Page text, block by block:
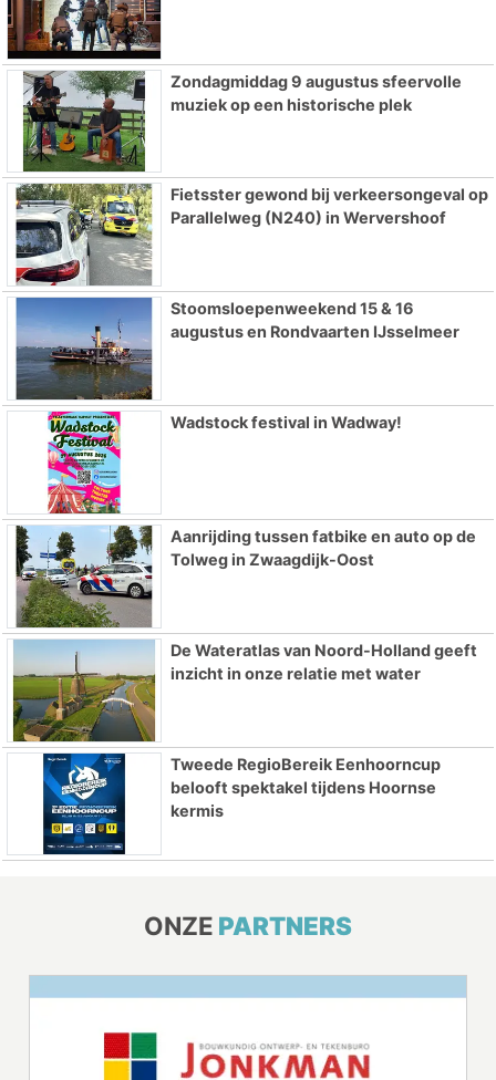
Zondagmiddag 9 augustus sfeervolle
muziek op een historische plek
Fietsster gewond bij verkeersongeval op
Parallelweg (N240) in Wervershoof
Stoomsloepenweekend 15 & 16
augustus en Rondvaarten IJsselmeer
Wadstock festival in Wadway!
Aanrijding tussen fatbike en auto op de
Tolweg in Zwaagdijk-Oost
De Wateratlas van Noord-Holland geeft
inzicht in onze relatie met water
Tweede RegioBereik Eenhoorncup
belooft spektakel tijdens Hoornse
kermis
ONZE PARTNERS